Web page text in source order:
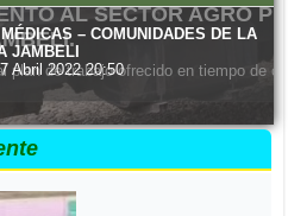
AL SECTOR AGRO
plan de trabajo ofrecido en tiempo de
– COMUNIDADES DE LA
JAMBELI
Abril 2022 20:50
ORGANIZACIONAL
SECTOR AGRO PRODUCTIVO DE
JAMBELI.
Abril 2022 20:46